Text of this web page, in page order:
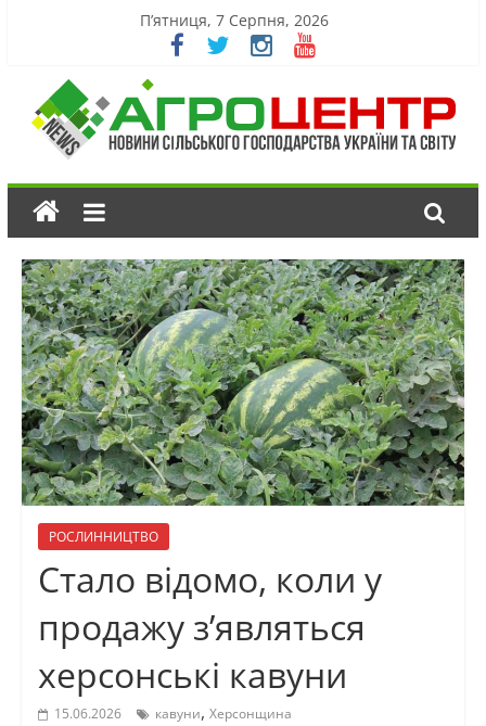
П’ятниця, 7 Серпня, 2026
РОСЛИННИЦТВО
Стало відомо, коли у
продажу з’являться
херсонські кавуни
15.06.2026 кавуни, Херсонщина